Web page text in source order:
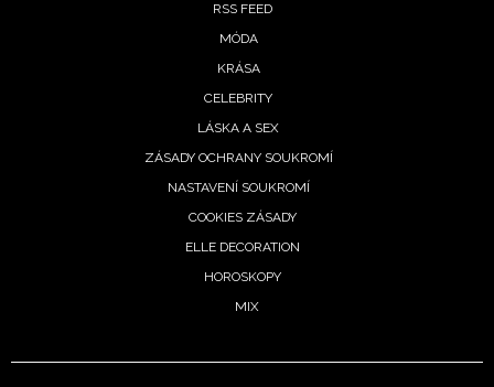
RSS FEED
MÓDA
KRÁSA
CELEBRITY
LÁSKA A SEX
ZÁSADY OCHRANY SOUKROMÍ
NASTAVENÍ SOUKROMÍ
COOKIES ZÁSADY
ELLE DECORATION
HOROSKOPY
MIX